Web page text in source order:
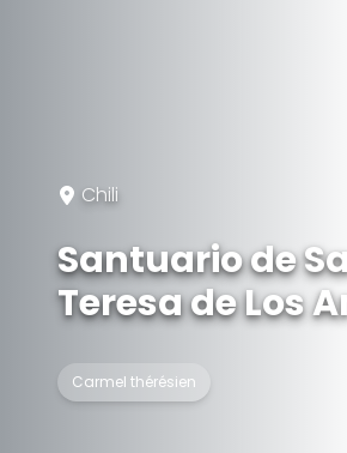
Chili
Santuario de
Teresa de Los
Carmel thérésien